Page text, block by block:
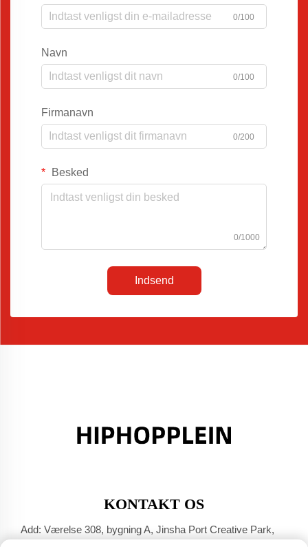
0/100
Navn
0/100
Firmanavn
0/200
Besked
0/1000
Indsend
KONTAKT OS
Add: Værelse 308, bygning A, Jinsha Port Creative Park,